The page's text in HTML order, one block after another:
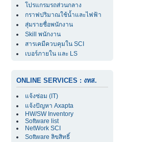
โปรแกรมรถส่วนกลาง
กราฟปริมาณใช้น้ำและไฟฟ้า
สุ่มรายชื่อพนักงาน
Skill พนักงาน
สารเคมีควบคุมใน SCI
เบอร์ภายใน และ LS
ONLINE SERVICES : งทส.
แจ้งซ่อม (IT)
แจ้งปัญหา Axapta
HW/SW Inventory
Software list
NetWork SCI
Software ลิขสิทธิ์